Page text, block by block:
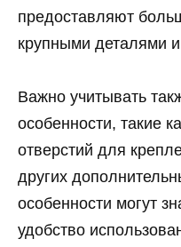
предоставляют
крупными деталями
Важно учитывать
особенности, такие
отверстий для
других
особенности могут
удобство